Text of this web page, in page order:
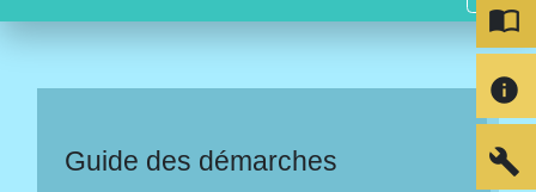
Guide des démarches
import_contacts
info
build